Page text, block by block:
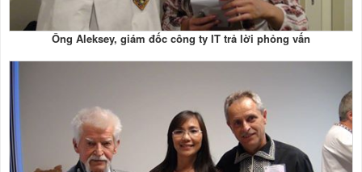
Ông Aleksey, giám đốc công ty IT trả lời phỏng vấn